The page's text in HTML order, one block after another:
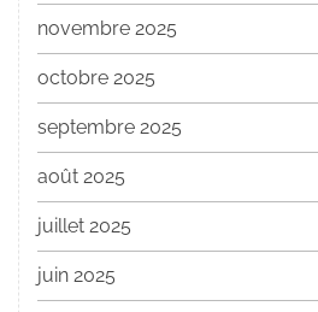
novembre 2025
octobre 2025
septembre 2025
août 2025
juillet 2025
juin 2025